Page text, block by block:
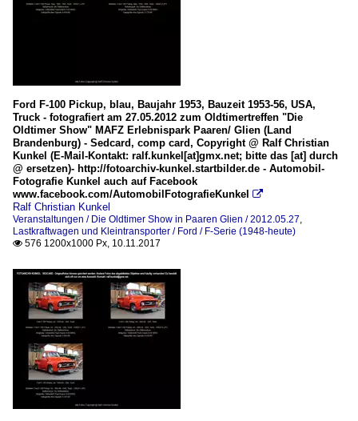
Ford F-100 Pickup, blau, Baujahr 1953, Bauzeit 1953-56, USA,
Truck - fotografiert am 27.05.2012 zum Oldtimertreffen "Die
Oldtimer Show" MAFZ Erlebnispark Paaren/ Glien (Land
Brandenburg) - Sedcard, comp card, Copyright @ Ralf Christian
Kunkel (E-Mail-Kontakt: ralf.kunkel[at]gmx.net; bitte das [at] durch
@ ersetzen)- http://fotoarchiv-kunkel.startbilder.de - Automobil-
Fotografie Kunkel auch auf Facebook
www.facebook.com/AutomobilFotografieKunkel

Ralf Christian Kunkel
Veranstaltungen / Die Oldtimer Show in Paaren Glien / 2012.05.27,
Lastkraftwagen und Kleintransporter / Ford / F-Serie (1948-heute)
 576 1200x1000 Px, 10.11.2017